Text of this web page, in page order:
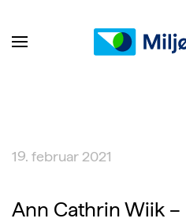
19. februar 2021
Ann Cathrin Wiik